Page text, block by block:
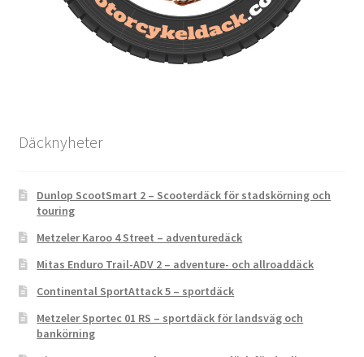
Däcknyheter
Dunlop ScootSmart 2 – Scooterdäck för stadskörning och
touring
Metzeler Karoo 4 Street – adventuredäck
Mitas Enduro Trail-ADV 2 – adventure- och allroaddäck
Continental SportAttack 5 – sportdäck
Metzeler Sportec 01 RS – sportdäck för landsväg och
bankörning